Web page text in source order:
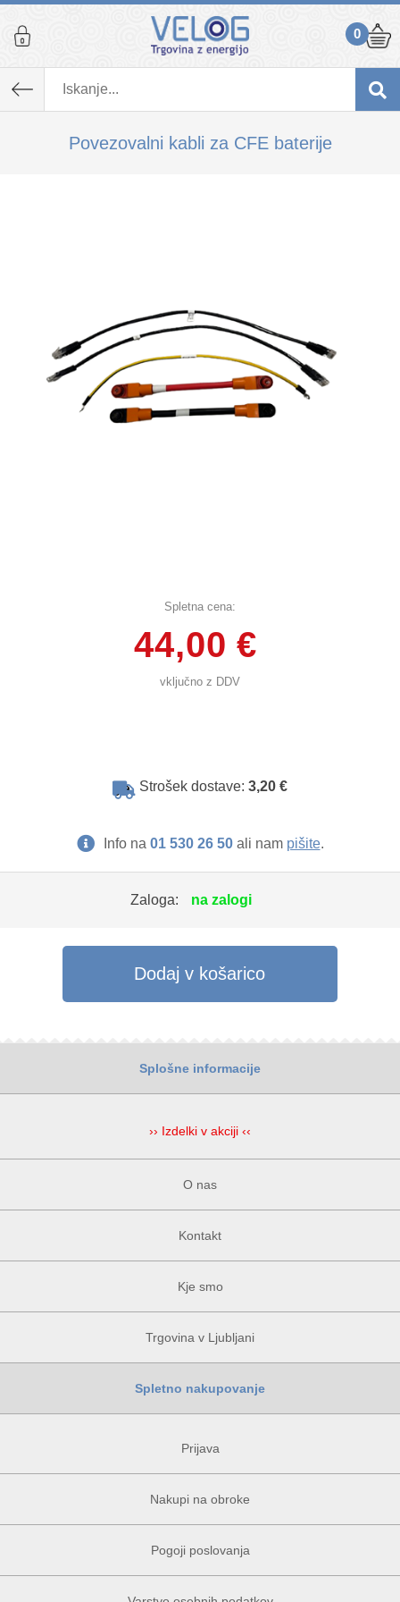
0
Povezovalni kabli za CFE baterije
Spletna cena:
44,00 €
vključno z DDV
Strošek dostave: 3,20 €
Info na 01 530 26 50ali nam pišite.
Zaloga: na zalogi
Dodaj v košarico
Splošne informacije
›› Izdelki v akciji ‹‹
O nas
Kontakt
Kje smo
Trgovina v Ljubljani
Spletno nakupovanje
Prijava
Nakupi na obroke
Pogoji poslovanja